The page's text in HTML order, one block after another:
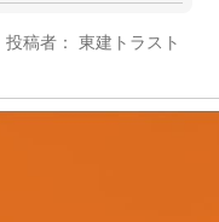
投稿者： 東建トラスト